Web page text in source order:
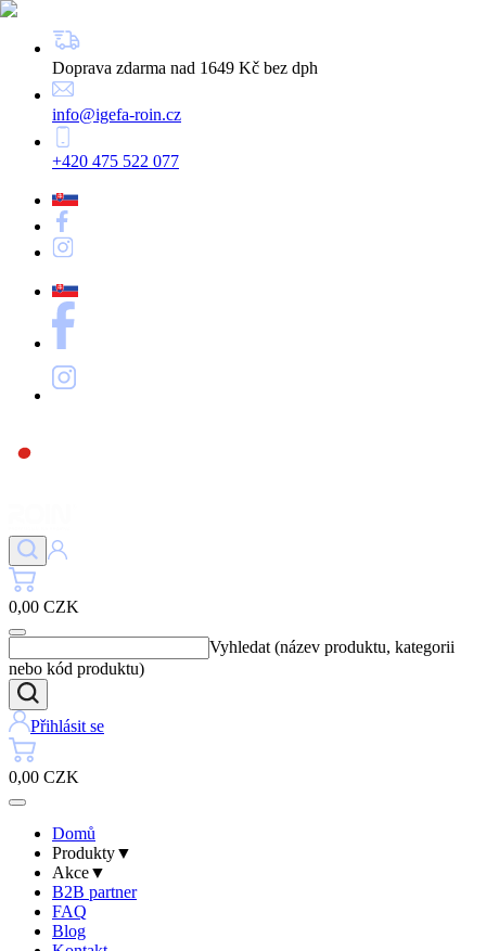
Doprava zdarma nad 1649 Kč bez dph
info@igefa-roin.cz
+420 475 522 077
0,00 CZK
Vyhledat (název produktu, kategorii
nebo kód produktu)
Přihlásit se
0,00 CZK
Domů
Produkty▼
Akce▼
B2B partner
FAQ
Blog